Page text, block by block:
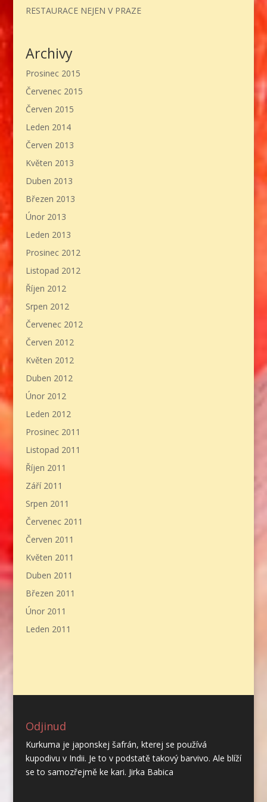
RESTAURACE NEJEN V PRAZE
Archivy
Prosinec 2015
Červenec 2015
Červen 2015
Leden 2014
Červen 2013
Květen 2013
Duben 2013
Březen 2013
Únor 2013
Leden 2013
Prosinec 2012
Listopad 2012
Říjen 2012
Srpen 2012
Červenec 2012
Červen 2012
Květen 2012
Duben 2012
Únor 2012
Leden 2012
Prosinec 2011
Listopad 2011
Říjen 2011
Září 2011
Srpen 2011
Červenec 2011
Červen 2011
Květen 2011
Duben 2011
Březen 2011
Únor 2011
Leden 2011
Odjinud
Kurkuma je japonskej šafrán, kterej se používá
kupodivu v Indii. Je to v podstatě takový barvivo. Ale blíží
se to samozřejmě ke kari. Jirka Babica